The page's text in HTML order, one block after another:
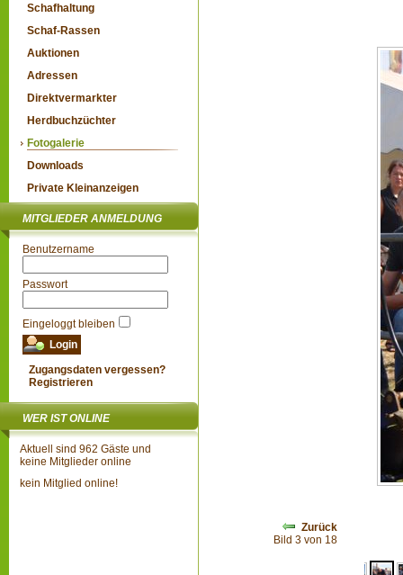
Schafhaltung
Schaf-Rassen
Auktionen
Adressen
Direktvermarkter
Herdbuchzüchter
Fotogalerie
Downloads
Private Kleinanzeigen
MITGLIEDER ANMELDUNG
Benutzername
Passwort
Eingeloggt bleiben
Zugangsdaten vergessen?
Registrieren
WER IST ONLINE
Aktuell sind 962 Gäste und
keine Mitglieder online
kein Mitglied online!
Zurück
Bild 3 von 18